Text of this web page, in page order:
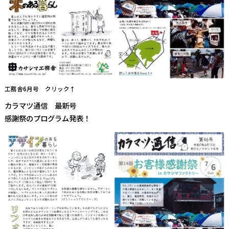
工務舎6月号 クリック↑
カラマツ通信 最新号
感謝祭のプログラム発表！